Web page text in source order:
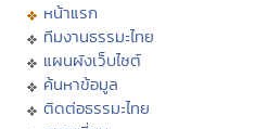
หน้าแรก
ทีมงานธรรมะไทย
แผนผังเว็บไซต์
ค้นหาข้อมูล
ติดต่อธรรมะไทย